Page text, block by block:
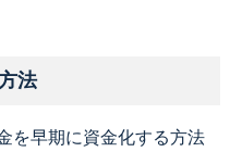
法
を早期に資金化する方法